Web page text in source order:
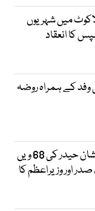
میں شہریوں
کا انعقاد
وفد کے ہمراہ روضہ
میجر طفیل محمد شہید نشان حیدر کی 68 ویں
اور وزیراعظم کا